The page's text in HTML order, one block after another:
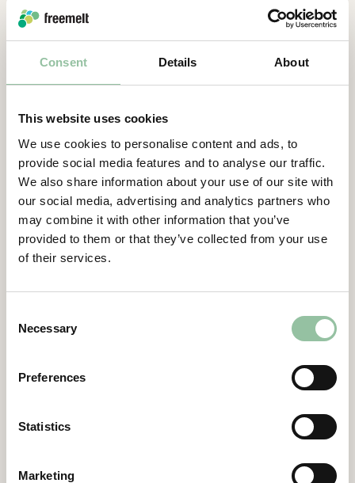
Consent Details About
This website uses cookies
We use cookies to personalise content and ads, to
provide social media features and to analyse our traffic.
We also share information about your use of our site with
our social media, advertising and analytics partners who
may combine it with other information that you’ve
provided to them or that they’ve collected from your use
of their services.
Selection
Necessary
Preferences
Statistics
Marketing
Karin Stenback
CTO
Läs mer